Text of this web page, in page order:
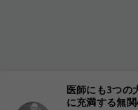
医師にも3つの
に充満する無